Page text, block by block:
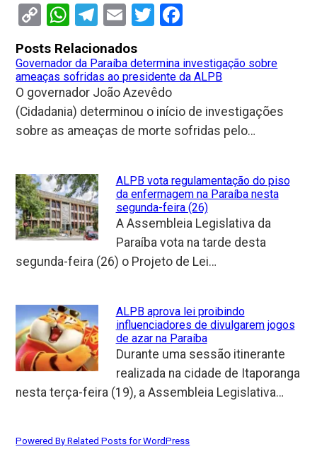
Copy
Link
WhatsApp
Telegram
EmailTwitter
Posts Relacionados
Governador da Paraíba determina investigação sobre
ameaças sofridas ao presidente da ALPB
O governador João Azevêdo
(Cidadania) determinou o início de investigações
sobre as ameaças de morte sofridas pelo…
ALPB vota regulamentação do piso
da enfermagem na Paraíba nesta
segunda-feira (26)
A Assembleia Legislativa da
Paraíba vota na tarde desta
segunda-feira (26) o Projeto de Lei…
ALPB aprova lei proibindo
influenciadores de divulgarem jogos
de azar na Paraíba
Durante uma sessão itinerante
realizada na cidade de Itaporanga
nesta terça-feira (19), a Assembleia Legislativa…
Powered By Related Posts for WordPress